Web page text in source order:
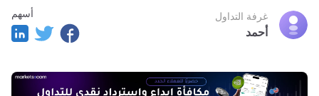
غرفة التداول
أحمد
أسهم